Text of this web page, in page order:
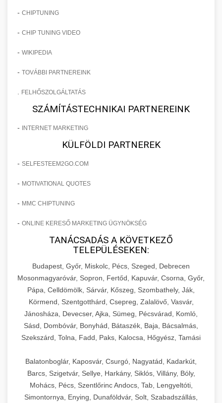
- CHIPTUNING
- CHIP TUNING VIDEO
- WIKIPEDIA
- TOVÁBBI PARTNEREINK
FELHŐSZOLGÁLTATÁS
SZÁMÍTÁSTECHNIKAI PARTNEREINK
- INTERNET MARKETING
KÜLFÖLDI PARTNEREK
- SELFESTEEM2GO.COM
- MOTIVATIONAL QUOTES
- MMC CHIPTUNING
- ONLINE KERESŐ MARKETING ÜGYNÖKSÉG
TANÁCSADÁS A KÖVETKEZŐ
TELEPÜLÉSEKEN:
Budapest, Győr, Miskolc, Pécs, Szeged, Debrecen
Mosonmagyaróvár, Sopron, Fertőd, Kapuvár, Csorna, Győr,
Pápa, Celldömölk, Sárvár, Kőszeg, Szombathely, Ják,
Körmend, Szentgotthárd, Csepreg, Zalalövő, Vasvár,
Jánosháza, Devecser, Ajka, Sümeg, Pécsvárad, Komló,
Sásd, Dombóvár, Bonyhád, Bátaszék, Baja, Bácsalmás,
Szekszárd, Tolna, Fadd, Paks, Kalocsa, Hőgyész, Tamási
Balatonboglár, Kaposvár, Csurgó, Nagyatád, Kadarkút,
Barcs, Szigetvár, Sellye, Harkány, Siklós, Villány, Bóly,
Mohács, Pécs, Szentlőrinc Andocs, Tab, Lengyeltóti,
Simontornya, Enying, Dunaföldvár, Solt, Szabadszállás,